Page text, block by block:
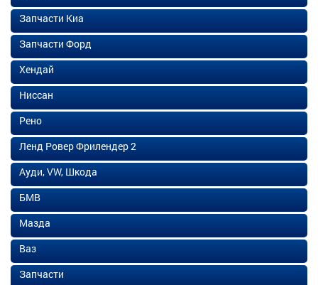
Запчасти Киа
Запчасти Форд
Хендай
Ниссан
Рено
Ленд Ровер Фрилендер 2
Ауди, VW, Шкода
БМВ
Мазда
Ваз
Запчасти